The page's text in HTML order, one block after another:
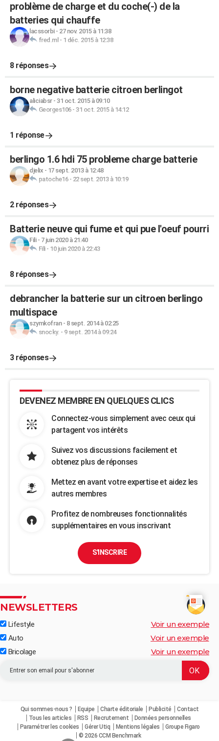
problème de charge et du coche(-) de la
batteries qui chauffe
lacssorbi- 27 nov. 2015 à 11:38
fred.ml - 1 déc. 2015 à 12:38
8 réponses
borne negative batterie citroen berlingot
aliciabsr- 31 oct. 2015 à 09:10
Georges106- 31 oct. 2015 à 14:12
1 réponse
berlingo 1.6 hdi 75 probleme charge batterie
djelix - 17 sept. 2013 à 12:48
patoche16- 22 sept. 2013 à 10:19
2 réponses
Batterie neuve qui fume et qui pue l'oeuf pourri
Fili- 7 juin 2020 à 21:40
Fili- 10 juin 2020 à 22:43
8 réponses
debrancher la batterie sur un citroen berlingo
multispace
szymkofran- 8 sept. 2014 à 02:25
snocky. - 9 sept. 2014 à 09:24
3 réponses
DEVENEZ MEMBRE EN QUELQUES CLICS
Connectez-vous simplement avec ceux qui
partagent vos intérêts
Suivez vos discussions facilement et
obtenez plus de réponses
Mettez en avant votre expertise et aidez les
autres membres
Profitez de nombreuses fonctionnalités
supplémentaires en vous inscrivant
S'INSCRIRE
NEWSLETTERS
Lifestyle Voir un exemple
Auto Voir un exemple
Bricolage Voir un exemple
Qui sommes-nous ? Equipe Charte éditoriale Publicité
Contact
Tous les articles
RSS Recrutement
Données personnelles
Paramétrer les cookies
Gérer Utiq Mentions légales
Groupe Figaro
© 2026 CCM Benchmark